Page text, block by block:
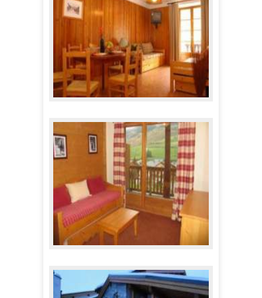
A partir de365,00 €
A partir de410,00 €